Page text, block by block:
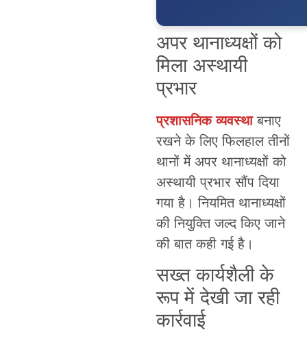
अपर थानाध्यक्षों को
मिला अस्थायी
प्रभार
प्रशासनिक व्यवस्थाबनाए
रखने के लिए फिलहाल तीनों
थानों में अपर थानाध्यक्षों को
अस्थायी प्रभार सौंप दिया
गया है। नियमित थानाध्यक्षों
की नियुक्ति जल्द किए जाने
की बात कही गई है।
सख्त कार्यशैली के
रूप में देखी जा रही
कार्रवाई